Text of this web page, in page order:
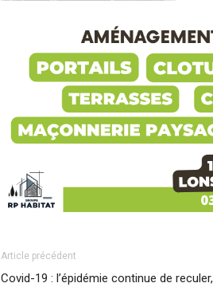
Article précédent
Covid-19 : l’épidémie continue de